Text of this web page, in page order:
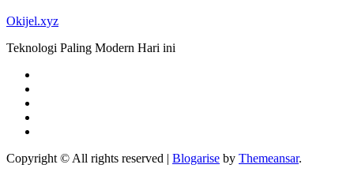
Okijel.xyz
Teknologi Paling Modern Hari ini
Copyright © All rights reserved | Blogarise by Themeansar.